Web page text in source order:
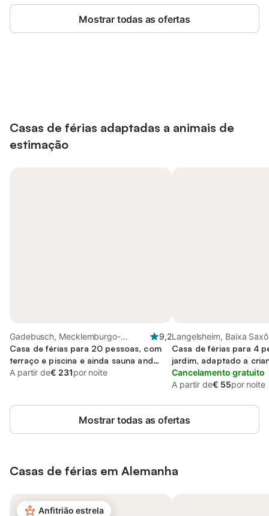
Mostrar todas as ofertas
Casas de férias adaptadas a animais de
estimação
Gadebusch, Mecklemburgo-
Pomerânia Ocidental
9,2
Casa de férias para 20 pessoas, com
terraço e piscina e ainda sauna and
jardim
A partir de€ 231por noite
Langelsheim, Baixa
Casa de férias para 4
jardim, adaptado a
Cancelamento gratuito
A partir de€ 55por noite
Mostrar todas as ofertas
Casas de férias em Alemanha
Anfitrião estrela